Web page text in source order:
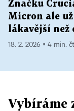
Značku
Micron ale
lákavější než
18. 2. 2026 ▪ 4 min.
Vybíráme